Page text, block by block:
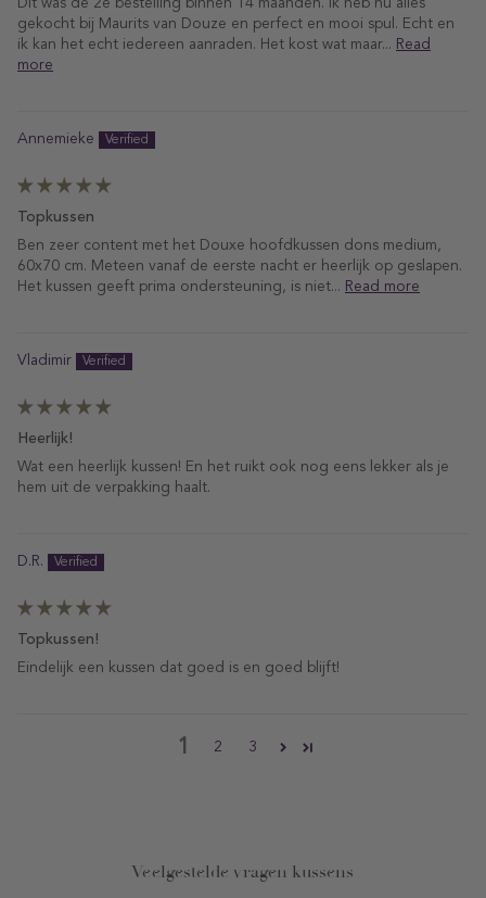
gekocht bij Maurits van Douze en perfect en mooi spul. Echt en
ik kan het echt iedereen aanraden. Het kost wat maar... Read
more
Annemieke
Topkussen
Ben zeer content met het Douxe hoofdkussen dons medium,
60x70 cm. Meteen vanaf de eerste nacht er heerlijk op geslapen.
Het kussen geeft prima ondersteuning, is niet... Read more
Vladimir
Heerlijk!
Wat een heerlijk kussen! En het ruikt ook nog eens lekker als je
hem uit de verpakking haalt.
D.R.
Topkussen!
Eindelijk een kussen dat goed is en goed blijft!
1 2 3
Veelgestelde vragen kussens